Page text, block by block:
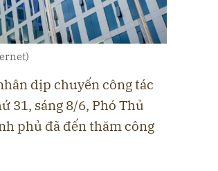
dịp chuyến công tác
31, sáng 8/6, Phó Thủ
phủ đã đến thăm công